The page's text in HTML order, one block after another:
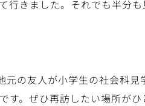
行きました。それでも半分も
元の友人が小学生の社会科見
す。ぜひ再訪したい場所がひ